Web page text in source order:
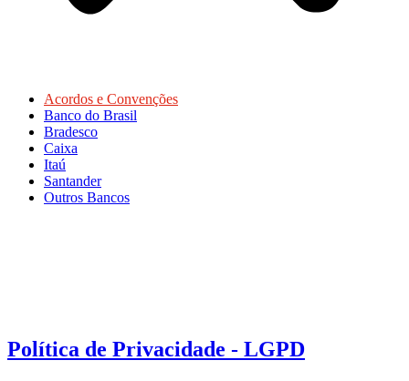
Acordos e Convenções
Banco do Brasil
Bradesco
Caixa
Itaú
Santander
Outros Bancos
Política de Privacidade - LGPD